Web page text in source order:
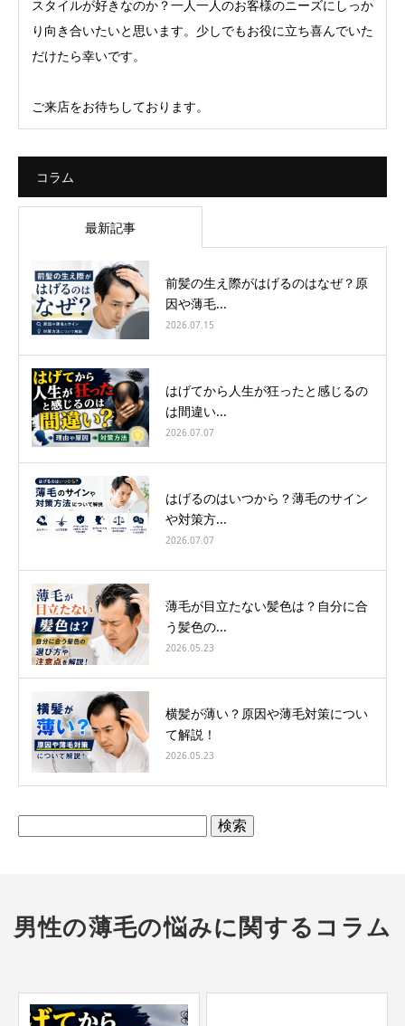
スタイルが好きなのか？一人一人のお客様のニーズにしっか
り向き合いたいと思います。少しでもお役に立ち喜んでいた
だけたら幸いです。
ご来店をお待ちしております。
コラム
最新記事
前髪の生え際がはげるのはなぜ？原
因や薄毛...
2026.07.15
はげてから人生が狂ったと感じるの
は間違い...
2026.07.07
はげるのはいつから？薄毛のサイン
や対策方...
2026.07.07
薄毛が目立たない髪色は？自分に合
う髪色の...
2026.05.23
横髪が薄い？原因や薄毛対策につい
て解説！
2026.05.23
男性の薄毛の悩みに関するコラム